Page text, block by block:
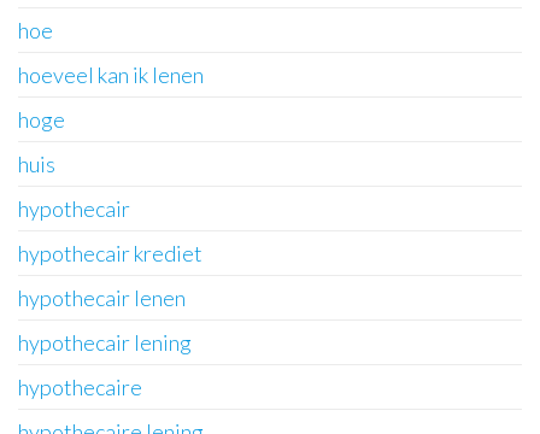
hoe
hoeveel kan ik lenen
hoge
huis
hypothecair
hypothecair krediet
hypothecair lenen
hypothecair lening
hypothecaire